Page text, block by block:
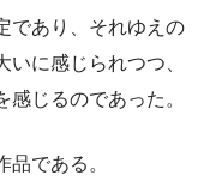
であり、それゆえの
に感じられつつ、
じるのであった。
である。